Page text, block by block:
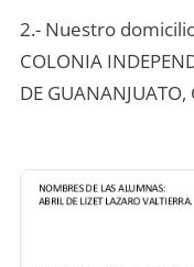
2.- Nuestro
COLONIA
DE GUANANJUATO,